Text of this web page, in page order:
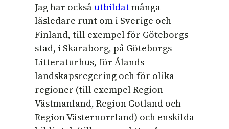
Jag har ocksåutbildatmånga
läsledare runt om i Sverige och
Finland, till exempel för Göteborgs
stad, i Skaraborg, på Göteborgs
Litteraturhus, för Ålands
landskapsregering och för olika
regioner (till exempel Region
Västmanland, Region Gotland och
Region Västernorrland) och enskilda